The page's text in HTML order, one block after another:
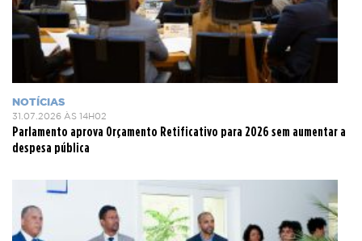
NOTÍCIAS
31.07.2026 ÀS 14H02
Parlamento aprova Orçamento Retificativo para 2026 sem aumentar a
despesa pública